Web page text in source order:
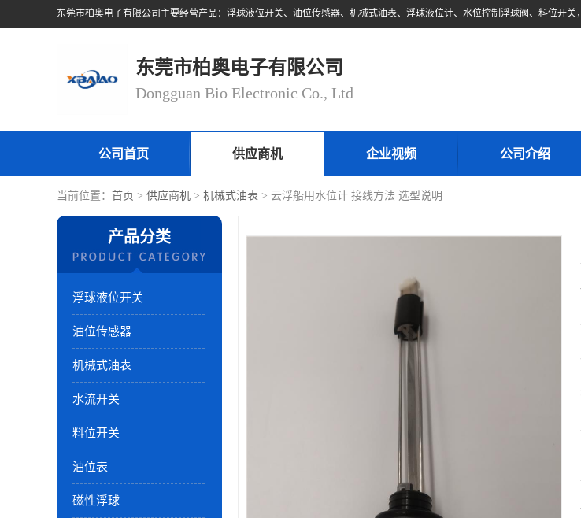
东莞市柏奥电子有限公司
Dongguan Bio Electronic Co., Ltd
公司首页 供应商机 企业视频 公司介绍
当前位置： 首页 > 供应商机 > 机械式油表 > 云浮船用水位计 接线方法 选型说明
产品分类
浮球液位开关
油位传感器
机械式油表
水流开关
料位开关
油位表
磁性浮球